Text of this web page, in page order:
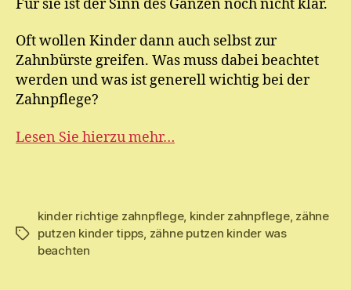
Für sie ist der Sinn des Ganzen noch nicht klar.
Oft wollen Kinder dann auch selbst zur
Zahnbürste greifen. Was muss dabei beachtet
werden und was ist generell wichtig bei der
Zahnpflege?
Lesen Sie hierzu mehr…
Schlagwörter
kinder richtige zahnpflege, kinder zahnpflege, zähne
putzen kinder tipps, zähne putzen kinder was
beachten